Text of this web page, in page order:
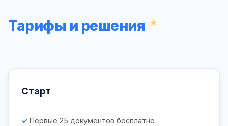
Тарифы и решения
Старт
Первые 25 документов бесплатно